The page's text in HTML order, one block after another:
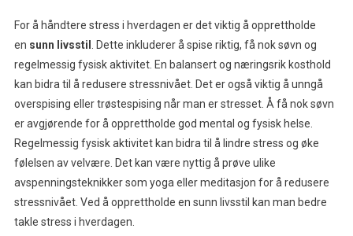
For å håndtere stress i hverdagen er det viktig å opprettholde
en sunn livsstil
. Dette inkluderer å spise riktig, få nok søvn og
regelmessig fysisk aktivitet. En balansert og næringsrik kosthold
kan bidra til å redusere stressnivået. Det er også viktig å unngå
overspising eller trøstespising når man er stresset. Å få nok søvn
er avgjørende for å opprettholde god mental og fysisk helse.
Regelmessig fysisk aktivitet kan bidra til å lindre stress og øke
følelsen av velvære. Det kan være nyttig å prøve ulike
avspenningsteknikker som yoga eller meditasjon for å redusere
stressnivået. Ved å opprettholde en sunn livsstil kan man bedre
takle stress i hverdagen.